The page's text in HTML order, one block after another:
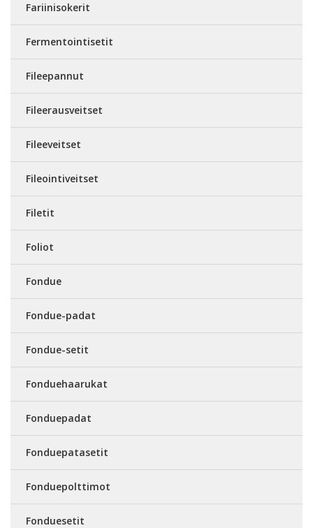
Fariinisokerit
Fermentointisetit
Fileepannut
Fileerausveitset
Fileeveitset
Fileointiveitset
Filetit
Foliot
Fondue
Fondue-padat
Fondue-setit
Fonduehaarukat
Fonduepadat
Fonduepatasetit
Fonduepolttimot
Fonduesetit